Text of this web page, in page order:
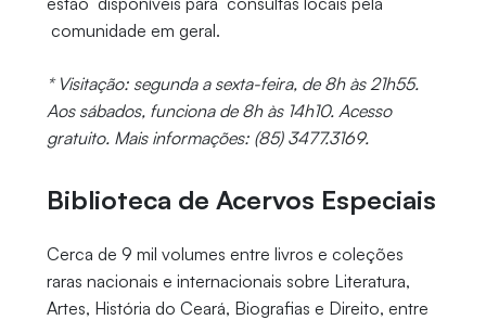
comunidade em geral.
* Visitação: segunda a sexta-feira, de 8h às 21h55.
Aos sábados, funciona de 8h às 14h10. Acesso
gratuito. Mais informações: (85) 3477.3169.
Biblioteca de Acervos Especiais
Cerca de 9 mil volumes entre livros e coleções
raras nacionais e internacionais sobre Literatura,
Artes, História do Ceará, Biografias e Direito, entre